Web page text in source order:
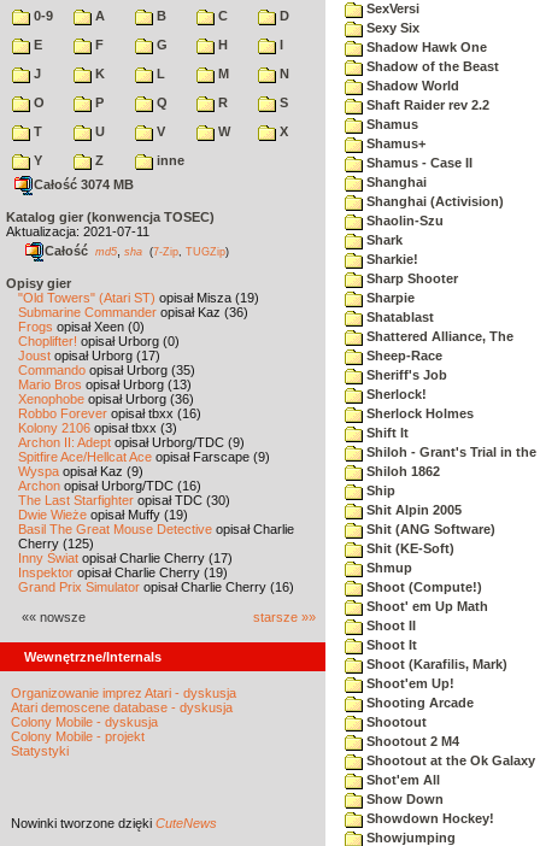
0-9 A B C
D
E
F G H
I
J
K L M
N
O
P Q R
S
T
U V W
X
Y
Z
inne
Całość 3074 MB
Katalog gier (konwencja TOSEC)
Aktualizacja: 2021-07-11
Całość md5 sha (7-Zip TUGZip)
Opisy gier
"Old Towers" (Atari ST) opisał Misza (19)
Submarine Commander opisał Kaz (36)
Frogs opisał Xeen (0)
Choplifter! opisał Urborg (0)
Joust opisał Urborg (17)
Commando opisał Urborg (35)
Mario Bros opisał Urborg (13)
Xenophobe opisał Urborg (36)
Robbo Forever opisał tbxx (16)
Kolony 2106 opisał tbxx (3)
Archon II: Adept opisał Urborg/TDC (9)
Spitfire Ace/Hellcat Ace opisał Farscape (9)
Wyspa opisał Kaz (9)
Archon opisał Urborg/TDC (16)
The Last Starfighter opisał TDC (30)
Dwie Wieże opisał Muffy (19)
Basil The Great Mouse Detective opisał Charlie
Cherry (125)
Inny Świat opisał Charlie Cherry (17)
Inspektor opisał Charlie Cherry (19)
Grand Prix Simulator opisał Charlie Cherry (16)
«« nowsze starsze »»
Wewnętrzne/Internals
Organizowanie imprez Atari - dyskusja
Atari demoscene database - dyskusja
Colony Mobile - dyskusja
Colony Mobile - projekt
Statystyki
Nowinki tworzone dzięki CuteNews
SexVersi
Sexy Six
Shadow Hawk One
Shadow of the Beast
Shadow World
Shaft Raider rev 2.2
Shamus
Shamus+
Shamus - Case II
Shanghai
Shanghai (Activision)
Shaolin-Szu
Shark
Sharkie!
Sharp Shooter
Sharpie
Shatablast
Shattered Alliance, The
Sheep-Race
Sheriff's Job
Sherlock!
Sherlock Holmes
Shift It
Shiloh - Grant's Trial in the
Shiloh 1862
Ship
Shit Alpin 2005
Shit (ANG Software)
Shit (KE-Soft)
Shmup
Shoot (Compute!)
Shoot' em Up Math
Shoot II
Shoot It
Shoot (Karafilis, Mark)
Shoot'em Up!
Shooting Arcade
Shootout
Shootout 2 M4
Shootout at the Ok Galaxy
Shot'em All
Show Down
Showdown Hockey!
Showjumping